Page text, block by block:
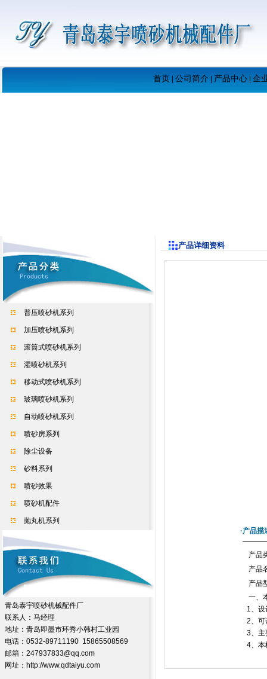
首页 公司简介 产品中心| 企
普压喷砂机系列
加压喷砂机系列
滚筒式喷砂机系列
湿喷砂机系列
移动式喷砂机系列
玻璃喷砂机系列
自动喷砂机系列
喷砂房系列
除尘设备
砂料系列
喷砂效果
喷砂机配件
抛丸机系列
青岛泰宇喷砂机械配件厂
联系人：马经理
地址：青岛即墨市环秀小韩村工业园
电话：0532-89711190 15865508569
邮箱：247937833@qq.com
网址：http://www.qdtaiyu.com
产品详细资料
·产品描
产品
产品
产品
一、
1、
2、可
3、主
4、本